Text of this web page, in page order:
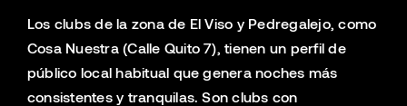
Los clubs de la zona de El Viso y Pedregalejo, como
Cosa Nuestra (Calle Quito 7), tienen un perfil de
público local habitual que genera noches más
consistentes y tranquilas. Son clubs con